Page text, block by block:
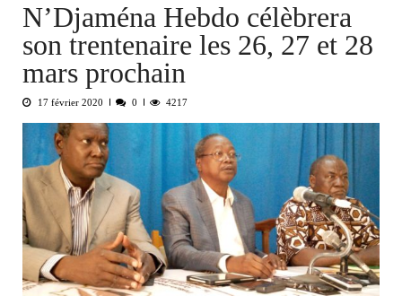
N’Djaména Hebdo célèbrera
son trentenaire les 26, 27 et 28
mars prochain
17 février 2020 0 4217